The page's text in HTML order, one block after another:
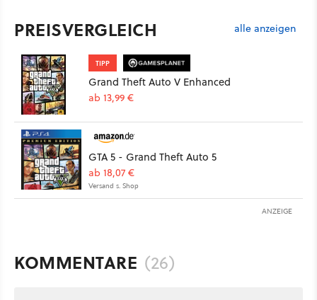
PREISVERGLEICH alle anzeigen
TIPP
Grand Theft Auto V Enhanced
ab 13,99 €
GTA 5 - Grand Theft Auto 5
ab 18,07 €
Versand s. Shop
ANZEIGE
KOMMENTARE (26)